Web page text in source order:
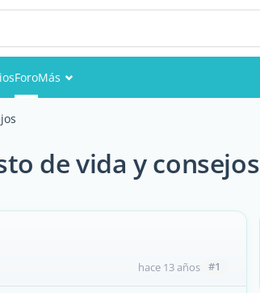
ForoMás
Miembros
de vida y consejos
hace 13 años #1